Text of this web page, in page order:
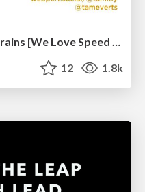
Performance Is Good for Brains [We Love Speed 2024]
12 1.8k